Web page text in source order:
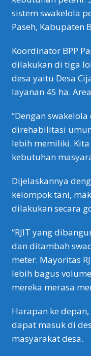
sistem swakelola
Paseh, Kabupaten
Koordinator BPP
dilakukan di tiga
desa yaitu Desa
layanan 45 ha.
“Dengan
direhabilitasi
lebih memiliki.
kebutuhan
Dijelaskannya
kelompok tani,
dilakukan secara
“RJIT yang
dan ditambah
meter. Mayoritas
lebih bagus
mereka merasa
Harapan ke
dapat masuk di
masyarakat desa.